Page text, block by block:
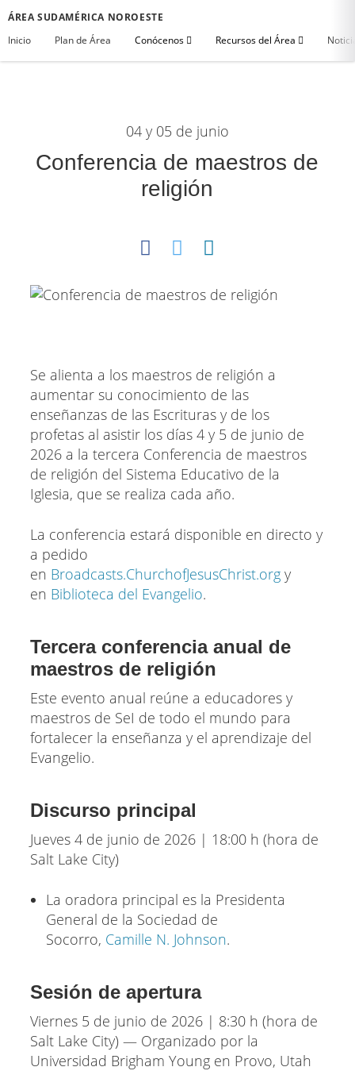
ÁREA SUDAMÉRICA NOROESTE
Inicio
Plan de Área Conócenos Recursos del Área
04 y 05 de junio
Conferencia de maestros de
religión
Se alienta a los maestros de religión a
aumentar su conocimiento de las
enseñanzas de las Escrituras y de los
profetas al asistir los días 4 y 5 de junio de
2026 a la tercera Conferencia de maestros
de religión del Sistema Educativo de la
Iglesia, que se realiza cada año.
La conferencia estará disponible en directo y
a pedido
en Broadcasts.ChurchofJesusChrist.orgy
en Biblioteca del Evangelio.
Tercera conferencia anual de
maestros de religión
Este evento anual reúne a educadores y
maestros de SeI de todo el mundo para
fortalecer la enseñanza y el aprendizaje del
Evangelio.
Discurso principal
Jueves 4 de junio de 2026 | 18:00 h (hora de
Salt Lake City)
La oradora principal es la Presidenta
General de la Sociedad de
Socorro, Camille N. Johnson.
Sesión de apertura
Viernes 5 de junio de 2026 | 8:30 h (hora de
Salt Lake City) — Organizado por la
Universidad Brigham Young en Provo, Utah